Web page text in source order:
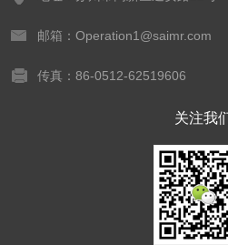
邮箱：Operation1@saimr.com
传真：86-0512-62519606
关注我